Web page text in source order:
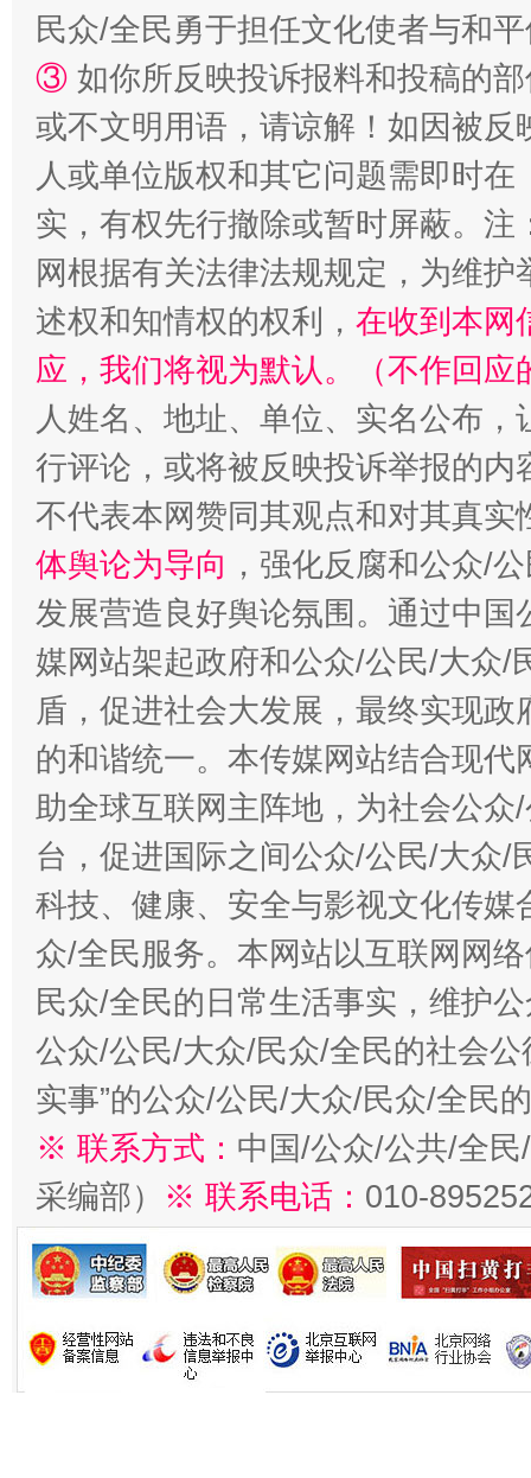
招工难、用工荒背后
民众/全民勇于担任文化使者与和
③ 如你所反映投诉报料和投稿的
或不文明用语，请谅解！如因被
人或单位版权和其它问题需即时在
实，有权先行撤除或暂时屏蔽。
网根据有关法律法规规定，为维
述权和知情权的权利， 在收到本网
应，我们将视为默认。（不作回应
人姓名、地址、单位、实名公布
行评论，或将被反映投诉举报的
不代表本网赞同其观点和对其真实
体舆论为导向 ，强化反腐和公众/
发展营造良好舆论氛围。通过中
媒网站架起政府和公众/公民/大众/
盾，促进社会大发展，最终实现
的和谐统一。本传媒网站结合现
助全球互联网主阵地，为社会公
台，促进国际之间公众/公民/大众/
科技、健康、安全与影视文化传
众/全民服务。本网站以互联网网
民众/全民的日常生活事实，维护
公众/公民/大众/民众/全民的社会公
实事”的公众/公民/大众/民众/全民
※ 联系方式： 中国/公众/公共/全
采编部） ※ 联系电话： 010-